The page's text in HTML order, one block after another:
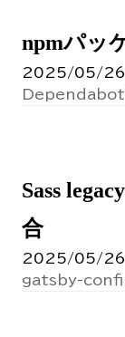
npmパッ
2025/05/26
Dependabot
Sass
合
2025/05/26
gatsby-